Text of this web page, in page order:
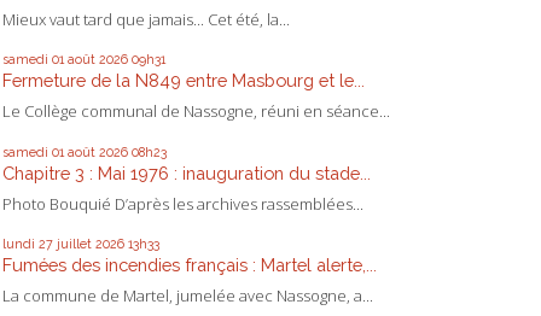
Mieux vaut tard que jamais... Cet été, la...
samedi 01 août 2026 09h31
Fermeture de la N849 entre Masbourg et le...
Le Collège communal de Nassogne, réuni en séance...
samedi 01 août 2026 08h23
Chapitre 3 : Mai 1976 : inauguration du stade...
Photo Bouquié D’après les archives rassemblées...
lundi 27 juillet 2026 13h33
Fumées des incendies français : Martel alerte,...
La commune de Martel, jumelée avec Nassogne, a...